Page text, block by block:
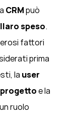
CRMpuò
speso.
fattori
prima
la user
e la
ruolo